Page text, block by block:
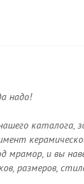
надо!
каталога,
мрамор, и вы
размеров,